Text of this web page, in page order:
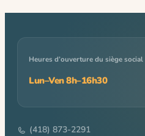
Heures d’ouverture du siège social
Lun–Ven 8h–16h30
(418) 873-2291